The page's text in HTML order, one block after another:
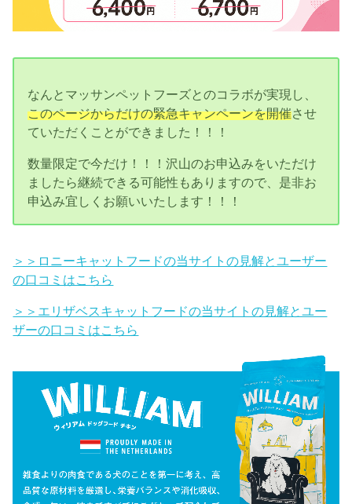
なんとマッサンペットフーズとのコラボが実現し、
このページからだけの緊急キャンペーンを開催させ
ていただくことができました！！！
数量限定で今だけ！！！沢山のお申込みをいただけ
ましたら継続できる可能性もありますので、是非お
申込み宜しくお願いいたします！！！
＞＞ロニーキャットフードの当サイトの見解とユーザー
の口コミはこちら
＞＞エリザベスキャットフードの当サイトの見解とユー
ザーの口コミはこちら